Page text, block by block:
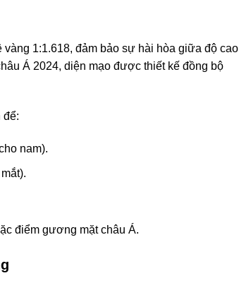
1:1.618, đảm bảo sự hài hòa giữa độ cao
Á 2024, diện mạo được thiết kế đồng bộ
để:
nam).
điểm gương mặt châu Á.